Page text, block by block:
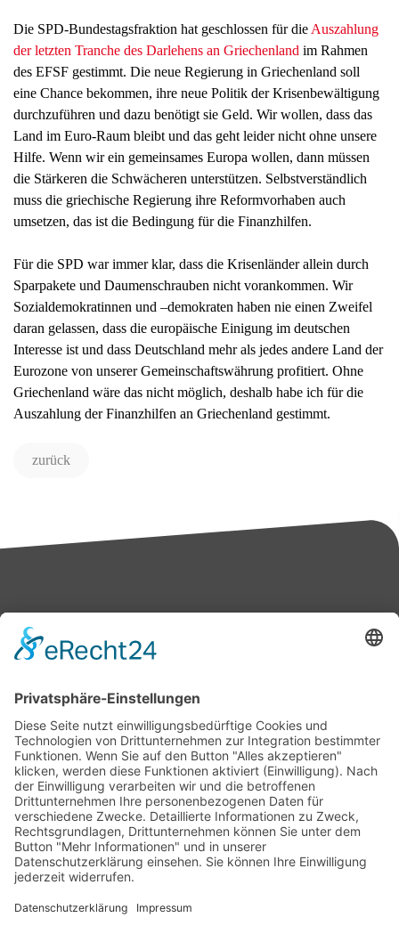
Die SPD-Bundestagsfraktion hat geschlossen für dieAuszahlung
der letzten Tranche des Darlehens an Griechenland im Rahmen
des EFSF gestimmt. Die neue Regierung in Griechenland soll
eine Chance bekommen, ihre neue Politik der Krisenbewältigung
durchzuführen und dazu benötigt sie Geld. Wir wollen, dass das
Land im Euro-Raum bleibt und das geht leider nicht ohne unsere
Hilfe. Wenn wir ein gemeinsames Europa wollen, dann müssen
die Stärkeren die Schwächeren unterstützen. Selbstverständlich
muss die griechische Regierung ihre Reformvorhaben auch
umsetzen, das ist die Bedingung für die Finanzhilfen.
Für die SPD war immer klar, dass die Krisenländer allein durch
Sparpakete und Daumenschrauben nicht vorankommen. Wir
Sozialdemokratinnen und –demokraten haben nie einen Zweifel
daran gelassen, dass die europäische Einigung im deutschen
Interesse ist und dass Deutschland mehr als jedes andere Land der
Eurozone von unserer Gemeinschaftswährung profitiert. Ohne
Griechenland wäre das nicht möglich, deshalb habe ich für die
Auszahlung der Finanzhilfen an Griechenland gestimmt.
zurück
Mitglied des Deutschen Bundestages
Presse & Downloads
Pressemitteilungen
Pressefotos
BASis Info
Newsletter-Abo